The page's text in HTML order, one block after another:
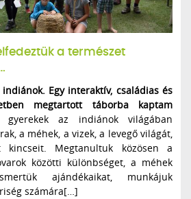
a természet
Egy interaktív, családias és
megtartott táborba kaptam
az indiánok világában
a méhek, a vizek, a levegő világát,
Megtanultuk közösen a
közötti különbséget, a méhek
ajándékaikat, munkájuk
számára[…]